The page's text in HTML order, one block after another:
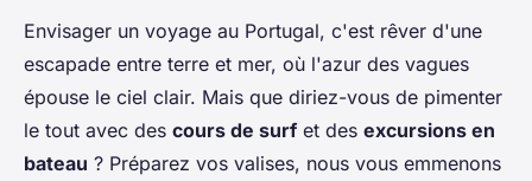
Comment organiser un séjour
au Portugal avec des cours de
surf et des excursions en
bateau?
Envisager un voyage au Portugal, c'est rêver d'une
escapade entre terre et mer, où l'azur des vagues
épouse le ciel clair. Mais que diriez-vous de pimenter
le tout avec des cours de surf et des excursions en
bateau ? Préparez vos valises, nous vous emmenons